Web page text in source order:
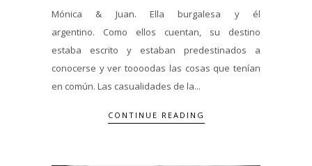
Mónica & Juan. Ella burgalesa y él
argentino. Como ellos cuentan, su destino
estaba escrito y estaban predestinados a
conocerse y ver toooodas las cosas que tenían
en común. Las casualidades de la...
CONTINUE READING